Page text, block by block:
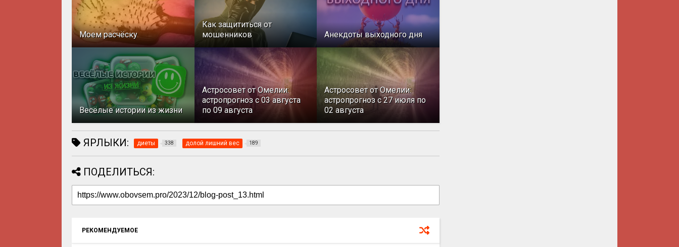
Моем расчёску
Как защититься от
мошенников
Анекдоты выходного дня
Весёлые истории из жизни
Астросовет от Омелии:
астропрогноз с 03 августа
по 09 августа
Астросовет от Омелии:
астропрогноз с 27 июля по
02 августа
ЯРЛЫКИ: диеты 338 долой лишний вес 189
ПОДЕЛИТЬСЯ:
РЕКОМЕНДУЕМОЕ